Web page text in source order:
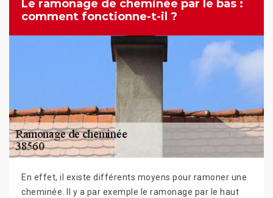
Le ramonage de cheminée par le bas :
comment fonctionne-t-il ?
En effet, il existe différents moyens pour ramoner une
cheminée. Il y a par exemple le ramonage par le haut